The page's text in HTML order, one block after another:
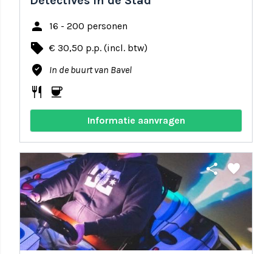
person 16 - 200 personen
local_offer € 30,50 p.p. (incl. btw)
where_to_vote In de buurt van Bavel
restaurant coffee
Informatie aanvragen
share favorite